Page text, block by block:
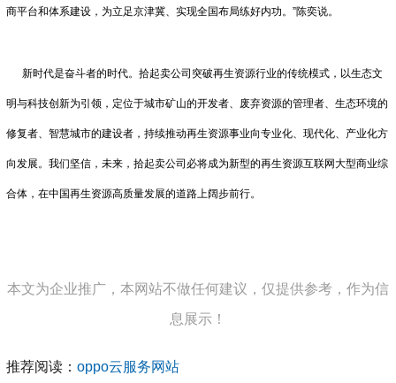
商平台和体系建设，为立足京津冀、实现全国布局练好内功。”陈奕说。
新时代是奋斗者的时代。拾起卖公司突破再生资源行业的传统模式，以生态文
明与科技创新为引领，定位于城市矿山的开发者、废弃资源的管理者、生态环境的
修复者、智慧城市的建设者，持续推动再生资源事业向专业化、现代化、产业化方
向发展。我们坚信，未来，拾起卖公司必将成为新型的再生资源互联网大型商业综
合体，在中国再生资源高质量发展的道路上阔步前行。
本文为企业推广，本网站不做任何建议，仅提供参考，作为信
息展示！
推荐阅读：oppo云服务网站